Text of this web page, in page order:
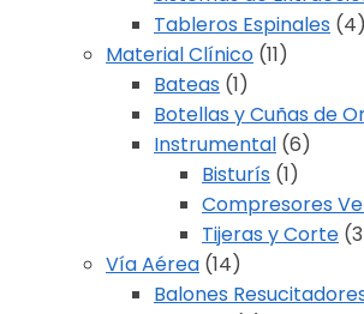
Tableros Espinales (4)
Material Clínico (11)
Bateas (1)
Botellas y Cuñas de
Instrumental (6)
Bisturís (1)
Compresores
Tijeras y Corte
Vía Aérea (14)
Balones